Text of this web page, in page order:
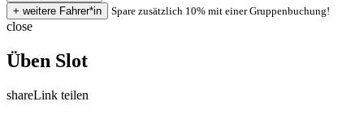
Spare zusätzlich 10% mit einer Gruppenbuchung!
close
Üben Slot
shareLink teilen